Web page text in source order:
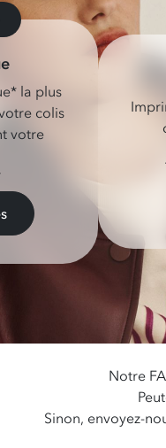
la plus
colis
votre
Notre
Sinon, envoyez-